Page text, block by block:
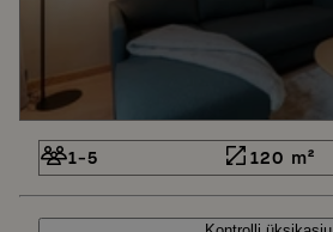
1-5 120 m²